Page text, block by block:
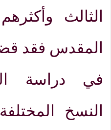
الثالث
المقدس فقد
في دراسة
النسخ